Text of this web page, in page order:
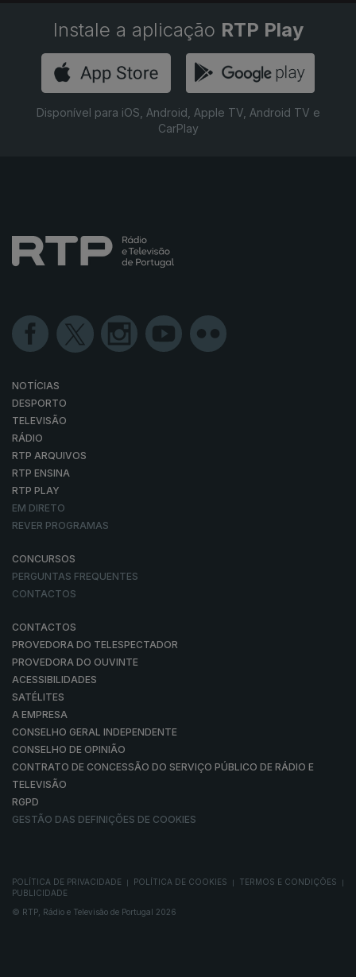
Instale a aplicação RTP Play
Disponível para iOS, Android, Apple TV, Android TV e
CarPlay
NOTÍCIAS
DESPORTO
TELEVISÃO
RÁDIO
RTP ARQUIVOS
RTP ENSINA
RTP PLAY
EM DIRETO
REVER PROGRAMAS
CONCURSOS
PERGUNTAS FREQUENTES
CONTACTOS
CONTACTOS
PROVEDORA DO TELESPECTADOR
PROVEDORA DO OUVINTE
ACESSIBILIDADES
SATÉLITES
A EMPRESA
CONSELHO GERAL INDEPENDENTE
CONSELHO DE OPINIÃO
CONTRATO DE CONCESSÃO DO SERVIÇO PÚBLICO DE RÁDIO E
TELEVISÃO
RGPD
GESTÃO DAS DEFINIÇÕES DE COOKIES
POLÍTICA DE PRIVACIDADE POLÍTICA DE COOKIES TERMOS E CONDIÇÕES
PUBLICIDADE
© RTP, Rádio e Televisão de Portugal 2026